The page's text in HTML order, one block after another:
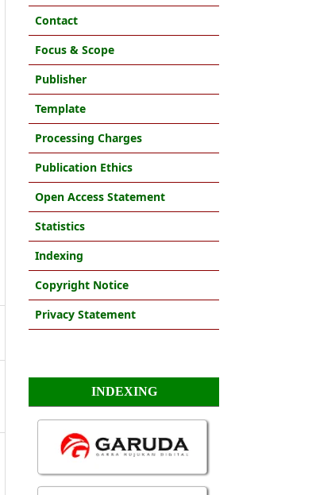
Contact
Focus & Scope
Publisher
Template
Processing Charges
Publication Ethics
Open Access Statement
Statistics
Indexing
Copyright Notice
Privacy Statement
INDEXING